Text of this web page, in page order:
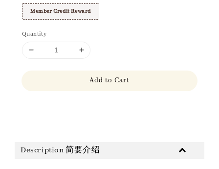
Member Credit Reward
Quantity
Add to Cart
Description 简要介绍